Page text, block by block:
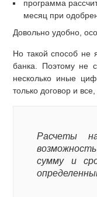
программа
месяц при
Довольно удобно,
Но такой способ не
банка. Поэтому не
несколько иные
только договор и
Расчеты
сумму и